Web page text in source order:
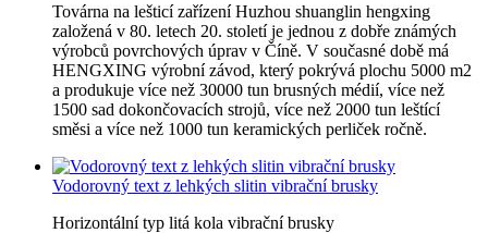
Továrna na lešticí zařízení Huzhou shuanglin hengxing
založená v 80. letech 20. století je jednou z dobře známých
výrobců povrchových úprav v Číně. V současné době má
HENGXING výrobní závod, který pokrývá plochu 5000 m2
a produkuje více než 30000 tun brusných médií, více než
1500 sad dokončovacích strojů, více než 2000 tun leštící
směsi a více než 1000 tun keramických perliček ročně.
Vodorovný text z lehkých slitin vibrační brusky
Horizontální typ litá kola vibrační brusky